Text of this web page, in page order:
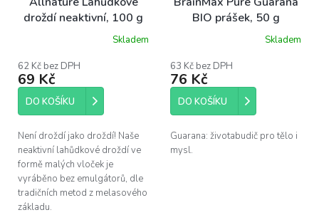
ů
droždí neaktivní, 100 g
Skladem
62 Kč bez DPH
69 Kč
DO KOŠÍKU
Není droždí jako droždí! Naše
neaktivní lahůdkové droždí ve
formě malých vloček je
vyráběno bez emulgátorů, dle
tradičních metod z melasového
základu.
BIO prášek, 50 g
Skladem
63 Kč bez DPH
76 Kč
DO KOŠÍKU
Guarana: životabudič pro tělo i
mysl.